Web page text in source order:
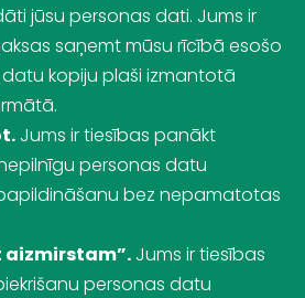
jūsu personas dati. Jums ir
saņemt mūsu rīcībā esošo
kopiju plaši izmantotā
Jums ir tiesības panākt
personas datu
bez nepamatotas
aizmirstam”. Jums ir tiesības
personas datu